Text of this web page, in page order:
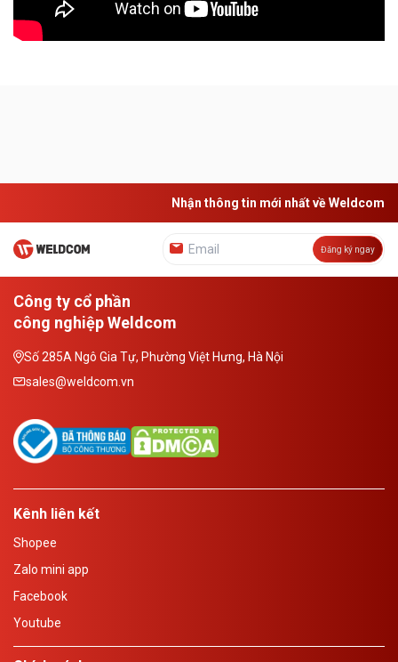
Nhận thông tin mới nhất về Weldcom
Đăng ký ngay
Công ty cổ phần
công nghiệp Weldcom
Số 285A Ngô Gia Tự, Phường Việt Hưng, Hà Nội
sales@weldcom.vn
Kênh liên kết
Shopee
Zalo mini app
Facebook
Youtube